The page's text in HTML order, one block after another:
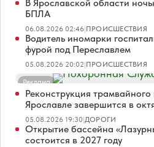
В Ярославской области
БПЛА
06.08.2026 02:46|ПРОИСШЕСТВИЯ
Водитель иномарки
фурой под Переславлем
05.08.2026 20:02|ПРОИСШЕСТВИЯ
Реклама
Реконструкция трамвайного
Ярославле завершится в
05.08.2026 19:30|ДОРОГИ
Открытие бассейна
состоится в 2027 году